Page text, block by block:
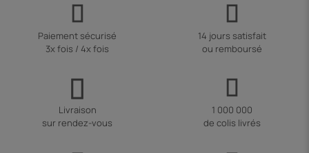
Paiement sécurisé
3x fois / 4x fois
14 jours satisfait
ou remboursé
Livraison
sur rendez-vous
1 000 000
de colis livrés